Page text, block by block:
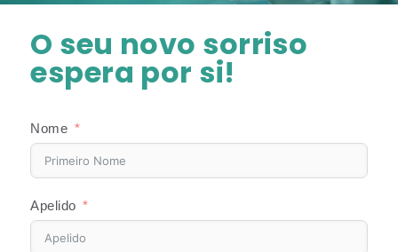
O seu novo sorriso
espera por si!
Nome
Apelido